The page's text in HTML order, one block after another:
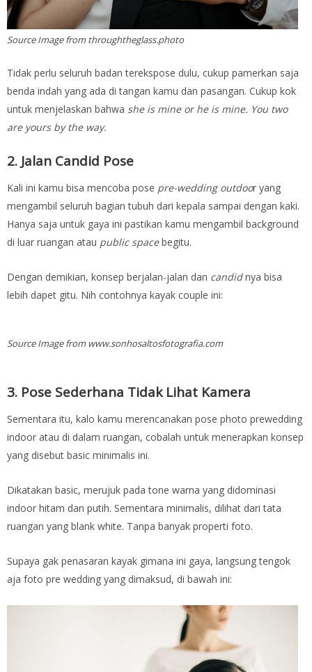
Source Image from throughtheglass.photo
Tidak perlu seluruh badan terekspose dulu, cukup pamerkan saja
benda indah yang ada di tangan kamu dan pasangan. Cukup kok
untuk menjelaskan bahwa she is mine or he is mine. You two
are yours by the way.
2. Jalan Candid Pose
Kali ini kamu bisa mencoba pose pre-wedding outdoor yang
mengambil seluruh bagian tubuh dari kepala sampai dengan kaki.
Hanya saja untuk gaya ini pastikan kamu mengambil background
di luar ruangan atau public spacebegitu.
Dengan demikian, konsep berjalan-jalan dan candidnya bisa
lebih dapet gitu. Nih contohnya kayak couple ini:
Source Image from www.sonhosaltosfotografia.com
3. Pose Sederhana Tidak Lihat Kamera
Sementara itu, kalo kamu merencanakan pose photo prewedding
indoor atau di dalam ruangan, cobalah untuk menerapkan konsep
yang disebut basic minimalis ini.
Dikatakan basic, merujuk pada tone warna yang didominasi
indoor hitam dan putih. Sementara minimalis, dilihat dari tata
ruangan yang blank white. Tanpa banyak properti foto.
Supaya gak penasaran kayak gimana ini gaya, langsung tengok
aja foto pre wedding yang dimaksud, di bawah ini: